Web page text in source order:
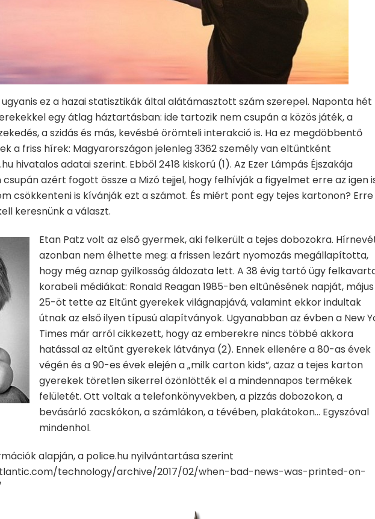
ez a hazai statisztikák által alátámasztott szám szerepel. Naponta hét
egy átlag háztartásban: ide tartozik nem csupán a közös játék, a
a szidás és más, kevésbé örömteli interakció is. Ha ez megdöbbentő
a friss hírek: Magyarországon jelenleg 3362 személy van eltűntként
hivatalos adatai szerint. Ebből 2418 kiskorú (1). Az Ezer Lámpás Éjszakája
azért fogott össze a Mizó tejjel, hogy felhívják a figyelmet erre az igen
csökkenteni is kívánják ezt a számot. És miért pont egy tejes kartonon? Erre
keresnünk a választ.
Etan Patz volt az első gyermek, aki felkerült a tejes dobozokra.
azonban nem élhette meg: a frissen lezárt nyomozás megállapította,
hogy még aznap gyilkosság áldozata lett. A 38 évig tartó ügy
korabeli médiákat: Ronald Reagan 1985-ben eltűnésének napját, május
25-öt tette az Eltűnt gyerekek világnapjává, valamint ekkor indultak
útnak az első ilyen típusú alapítványok. Ugyanabban az évben a New
Times már arról cikkezett, hogy az emberekre nincs többé akkora
hatással az eltűnt gyerekek látványa (2). Ennek ellenére a 80-as évek
végén és a 90-es évek elején a „milk carton kids”, azaz a tejes karton
gyerekek töretlen sikerrel özönlötték el a mindennapos termékek
felületét. Ott voltak a telefonkönyvekben, a pizzás dobozokon, a
bevásárló zacskókon, a számlákon, a tévében, plakátokon… Egyszóval
mindenhol.
alapján, a police.hu nyilvántartása szerint
technology/archive/2017/02/when-bad-news-was-printed-on-